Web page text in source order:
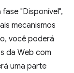
"Disponível",
mecanismos
você poderá
da Web com
uma parte